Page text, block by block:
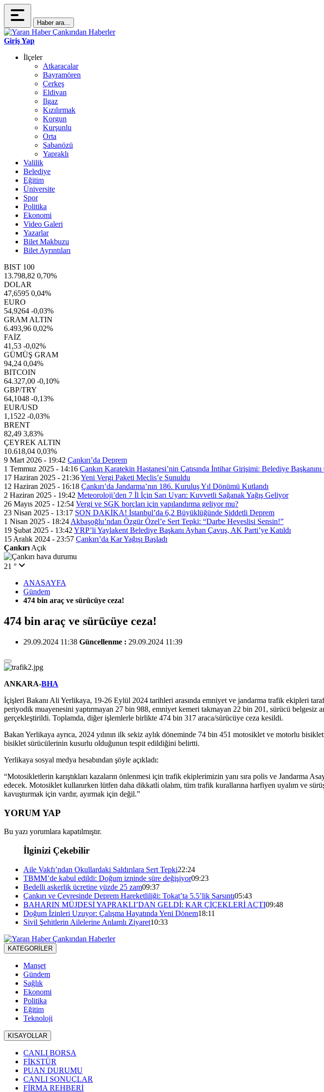
Haber ara...
Giriş Yap
İlçeler
Atkaracalar
Bayramören
Çerkeş
Eldivan
Ilgaz
Kızılırmak
Korgun
Kurşunlu
Orta
Şabanözü
Yapraklı
Valilik
Belediye
Eğitim
Üniversite
Spor
Politika
Ekonomi
Video Galeri
Yazarlar
Bilet Makbuzu
Bilet Ayrıntıları
BIST 100
13.798,82 0,70%
DOLAR
47,6595 0,04%
EURO
54,9264 -0,03%
GRAM ALTIN
6.493,96 0,02%
FAİZ
41,53 -0,02%
GÜMÜŞ GRAM
94,24 0,04%
BITCOIN
64.327,00 -0,10%
GBP/TRY
64,1048 -0,13%
EUR/USD
1,1522 -0,03%
BRENT
82,49 3,83%
ÇEYREK ALTIN
10.618,04 0,03%
9 Mart 2026 - 19:42 Çankırı’da Deprem
1 Temmuz 2025 - 14:16 Çankırı Karatekin Hastanesi’nin Çatısında İntihar Girişimi: Belediye Başkanını
17 Haziran 2025 - 21:36Yeni Vergi Paketi Meclis’e Sunuldu
12 Haziran 2025 - 16:18 Çankırı’da Jandarma’nın 186. Kuruluş Yıl Dönümü Kutlandı
2 Haziran 2025 - 19:42 Meteoroloji’den 7 İl İçin Sarı Uyarı: Kuvvetli Sağanak Yağış Geliyor
26 Mayıs 2025 - 12:54 Vergi ve SGK borçları için yapılandırma geliyor mu?
23 Nisan 2025 - 13:17 SON DAKİKA! İstanbul’da 6,2 Büyüklüğünde Şiddetli Deprem
1 Nisan 2025 - 18:24 Akbaşoğlu’ndan Özgür Özel’e Sert Tepki: “Darbe Heveslisi Sensin!”
19 Şubat 2025 - 13:42 YRP’li Yaylakent Belediye Başkanı Ayhan Çavuş, AK Parti’ye Katıldı
15 Aralık 2024 - 23:57 Çankırı’da Kar Yağışı Başladı
Çankırı Açık
21 °
ANASAYFA
Gündem
474 bin araç ve sürücüye ceza!
474 bin araç ve sürücüye ceza!
29.09.2024 11:38 Güncellenme : 29.09.2024 11:39
ANKARA-BHA
İçişleri Bakanı Ali Yerlikaya, 19-26 Eylül 2024 tarihleri arasında emniyet ve jandarma trafik ekipleri
periyodik muayenesini yaptırmayan 27 bin 988, emniyet kemeri takmayan 22 bin 201, sürücü
gerçekleştirildi. Toplamda, diğer işlemlerle birlikte 474 bin 317 araca/sürücüye ceza kesildi.
Bakan Yerlikaya ayrıca, 2024 yılının ilk sekiz aylık döneminde 74 bin 451 motosiklet ve motorlu
bisiklet sürücülerinin kusurlu olduğunun tespit edildiğini belirtti.
Yerlikaya sosyal medya hesabından şöyle açıkladı:
“Motosikletlerin karıştıkları kazaların önlenmesi için trafik ekiplerimizin yanı sıra polis ve Jandarma
edecek. Motosiklet kullanırken lütfen daha dikkatli olalım, tüm trafik kurallarına harfiyen uyalım ve
kavuşturmak için vardır, ayırmak için değil.”
YORUM YAP
Bu yazı yorumlara kapatılmıştır.
İlginizi Çekebilir
Aile Vakfı’ndan Okullardaki Saldırılara Sert Tepki22:24
TBMM’de kabul edildi: Doğum izninde süre değişiyor09:23
Bedelli askerlik ücretine yüzde 25 zam09:37
Çankırı ve Çevresinde Deprem Hareketliliği: Tokat’ta 5.5’lik Sarsıntı05:43
BAHARIN MÜJDESİ YAPRAKLI’DAN GELDİ: KAR ÇİÇEKLERİ AÇTI09:48
Doğum İzinleri Uzuyor: Çalışma Hayatında Yeni Dönem18:11
Sivil Şehitlerin Ailelerine Anlamlı Ziyaret10:33
KATEGORİLER
Manşet
Gündem
Sağlık
Ekonomi
Politika
Eğitim
Teknoloji
KISAYOLLAR
CANLI BORSA
FİKSTÜR
PUAN DURUMU
CANLI SONUÇLAR
FİRMA REHBERİ